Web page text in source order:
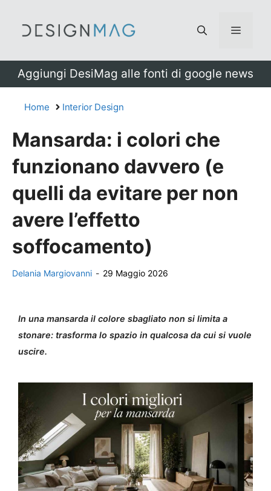
Menu
Aggiungi DesiMag alle fonti di google news
Home Interior Design
Mansarda: i colori che
funzionano davvero (e
quelli da evitare per non
avere l’effetto
soffocamento)
Delania Margiovanni - 29 Maggio 2026
In una mansarda il colore sbagliato non si limita a
stonare: trasforma lo spazio in qualcosa da cui si vuole
uscire.